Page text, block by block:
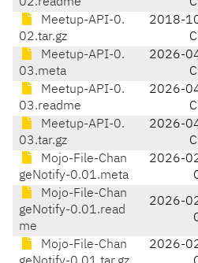
Meetup-API-0.
02.tar.gz
2018-
Meetup-API-0.
03.meta
2026-
Meetup-API-0.
03.readme
2026-
Meetup-API-0.
03.tar.gz
2026-
Mojo-File-Chan
geNotify-0.01.meta
2026-
Mojo-File-Chan
geNotify-0.01.read
me
2026-
Mojo-File-Chan
2026-